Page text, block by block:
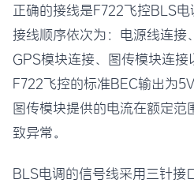
正确的接线是F722飞控BLS电
接线顺序依次为：电源线连接
GPS模块连接、图传模块连接
F722飞控的标准BEC输出为
图传模块提供的电流在额定范
致异常。
BLS电调的信号线采用三针接